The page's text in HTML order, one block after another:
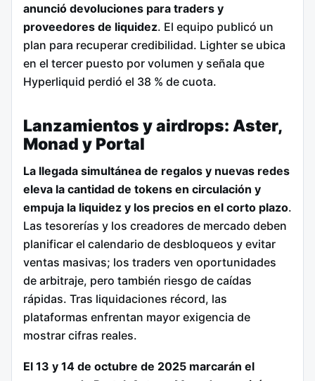
anunció devoluciones para traders y
proveedores de liquidez. El equipo publicó un
plan para recuperar credibilidad. Lighter se ubica
en el tercer puesto por volumen y señala que
Hyperliquid perdió el 38 % de cuota.
Lanzamientos y airdrops: Aster,
Monad y Portal
La llegada simultánea de regalos y nuevas redes
eleva la cantidad de tokens en circulación y
empuja la liquidez y los precios en el corto plazo.
Las tesorerías y los creadores de mercado deben
planificar el calendario de desbloqueos y evitar
ventas masivas; los traders ven oportunidades
de arbitraje, pero también riesgo de caídas
rápidas. Tras liquidaciones récord, las
plataformas enfrentan mayor exigencia de
mostrar cifras reales.
El 13 y 14 de octubre de 2025 marcarán el